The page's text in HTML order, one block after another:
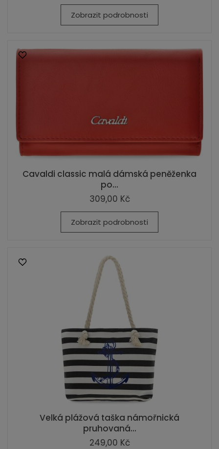
Zobrazit podrobnosti
Cavaldi classic malá dámská peněženka
po...
309,00 Kč
Zobrazit podrobnosti
Velká plážová taška námořnická
pruhovaná...
249,00 Kč